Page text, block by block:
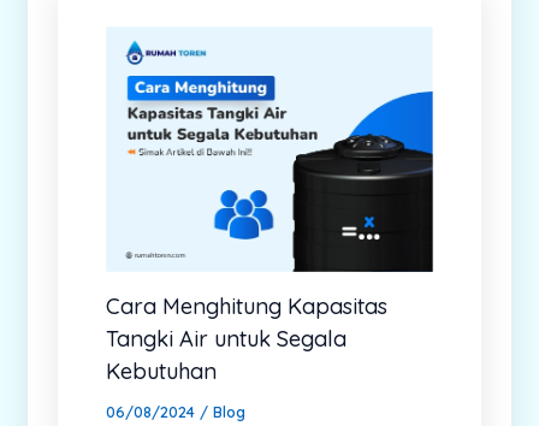
Cara Menghitung Kapasitas
Tangki Air untuk Segala
Kebutuhan
06/08/2024 / Blog